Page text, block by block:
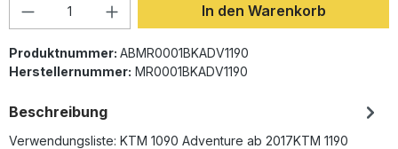
Produkt Anzahl: Gib den gewünschten
In den Warenkorb
Produktnummer: ABMR0001BKADV1190
Herstellernummer: MR0001BKADV1190
Beschreibung
Verwendungsliste: KTM 1090 Adventure ab 2017KTM 1190